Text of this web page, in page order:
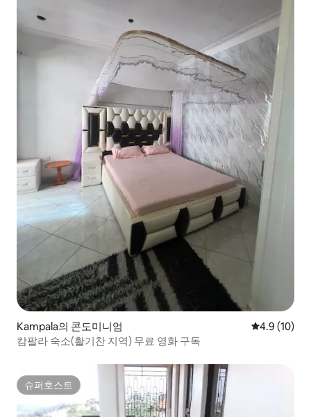
Kampala의 콘도미니엄 평점 4.9점(5
4.9 (10)
캄팔라 숙소(활기찬 지역) 무료 영화 구독
슈퍼호스트
슈퍼호스트